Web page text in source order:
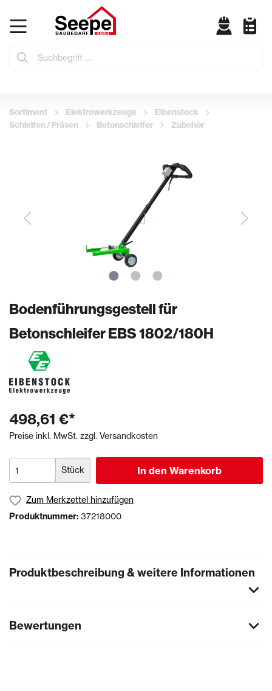
Sortiment Elektrowerkzeuge
Eibenstock
Schleifen / Fräsen
Betonschleifer Zubehör
Bodenführungsgestell für
Betonschleifer EBS 1802/180H
498,61 €*
Preise inkl. MwSt. zzgl. Versandkosten
Stück In den Warenkorb
Zum Merkzettel hinzufügen
Produktnummer: 37218000
Produktbeschreibung & weitere Informationen
Bewertungen